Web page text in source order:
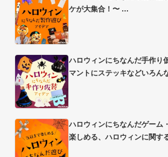
ケが大集合！〜
ハロウィンにちなんだ手作り
マントにステッキなどいろん
ハロウィンにちなんだゲーム
楽しめる、ハロウィンに関す